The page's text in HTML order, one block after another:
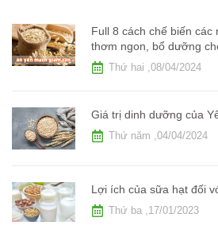
Full 8 cách chế biến các
thơm ngon, bổ dưỡng
Thứ hai ,08/04/2024
Giá trị dinh dưỡng của
Thứ năm ,04/04/2024
Lợi ích của sữa hạt đối
Thứ ba ,17/01/2023